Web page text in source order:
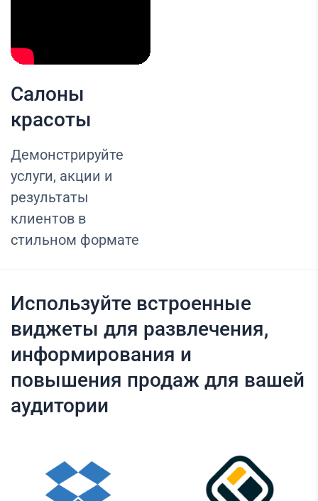
Салоны
красоты
Демонстрируйте
услуги, акции и
результаты
клиентов в
стильном формате
Используйте встроенные
виджеты для развлечения,
информирования и
повышения продаж для вашей
аудитории